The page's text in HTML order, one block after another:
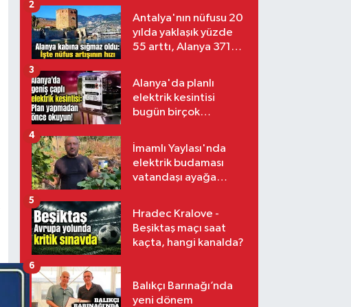
Antalya'nın nüfusu 20
yılda yaklaşık yüzde
55 arttı, Alanya 371
2
Alanya'da planlı
elektrik kesintisi
bugün birçok
3
İmamlı Yaylası'nda
elektrik budaması
vatandaşı ayağa
4
Hradec Kralove -
Beşiktaş maçı saat
kaçta, hangi kanalda?
5
Balıkçı Barınağı’nda
yeni dönem
6